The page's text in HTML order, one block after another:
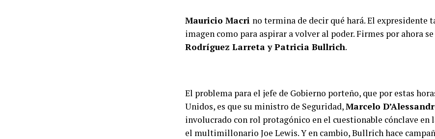
Mauricio Macri no termina de decir qué hará. El expresidente
imagen como para aspirar a volver al poder. Firmes por ahora
Rodríguez Larreta y Patricia Bullrich.
El problema para el jefe de Gobierno porteño, que por estas
Unidos, es que su ministro de Seguridad,Marcelo
involucrado con rol protagónico en el cuestionable cónclave en
el multimillonario Joe Lewis. Y en cambio, Bullrich hace